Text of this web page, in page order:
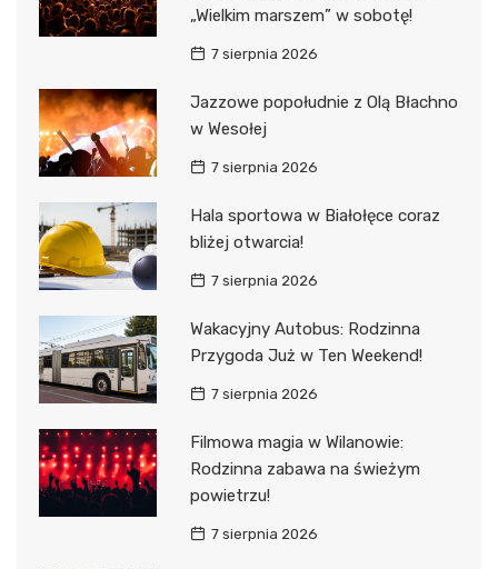
„Wielkim marszem” w sobotę!
7 sierpnia 2026
Jazzowe popołudnie z Olą Błachno
w Wesołej
7 sierpnia 2026
Hala sportowa w Białołęce coraz
bliżej otwarcia!
7 sierpnia 2026
Wakacyjny Autobus: Rodzinna
Przygoda Już w Ten Weekend!
7 sierpnia 2026
Filmowa magia w Wilanowie:
Rodzinna zabawa na świeżym
powietrzu!
7 sierpnia 2026